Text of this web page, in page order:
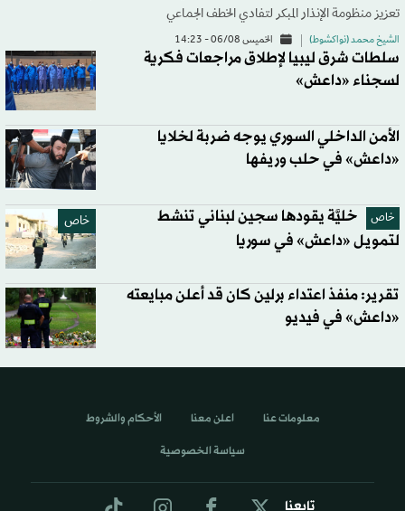
تعزيز منظومة الإنذار المبكر لتفادي الخطف الجماعي
الشيخ محمد (نواكشوط) الخميس 06/08 - 14:23
سلطات شرق ليبيا لإطلاق مراجعات فكرية
لسجناء «داعش»
الأمن الداخلي السوري يوجه ضربة لخلايا
«داعش» في حلب وريفها
خاص خاص
خليَّة يقودها سجين لبناني تنشط
لتمويل «داعش» في سوريا
تقرير: منفذ اعتداء برلين كان قد أعلن مبايعته
«داعش» في فيديو
تابعنا
معلومات عنا اعلن معنا الأحكام والشروط
سياسة الخصوصية